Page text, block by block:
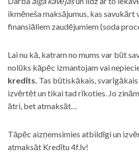
ikmēneša maksājumus, kas
finansiāliem zaudējumiem (soda
Lai nu kā, katram no mums var būt
nolūks kāpēc izmantojam vai
kredīts. Tas būtiskākais,
izvērtēt un tikai tad rīkoties. Jo
ātri, bet atmaksāt…
Tāpēc aizņemsimies atbildīgi un
atmaksāt Kredītu 4f.lv!